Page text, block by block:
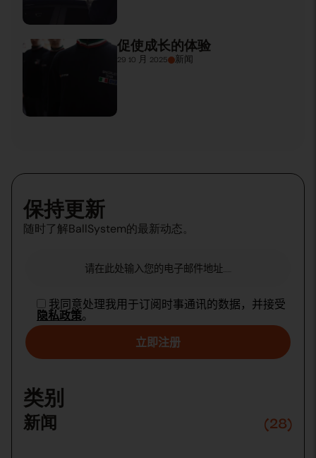
促使成长的体验
29 10 月 2025 新闻
保持更新
随时了解BallSystem的最新动态。
我同意处理我用于订阅时事通讯的数据，并接受
隐私政策。
this
field
empty.
类别
新闻 (28)